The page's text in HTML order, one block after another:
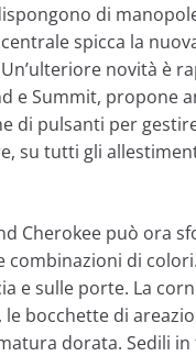
di
spicca la
novità è
e Summit, propone
di pulsanti per
su tutti gli
Cherokee può ora
combinazioni di
e sulle porte. La
bocchette di
dorata. Sedili